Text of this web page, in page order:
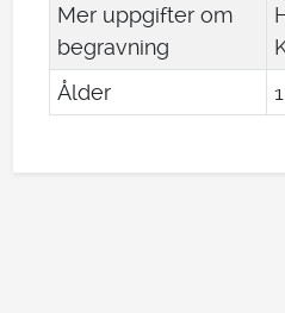
Mer uppgifter om
begravning
Ålder